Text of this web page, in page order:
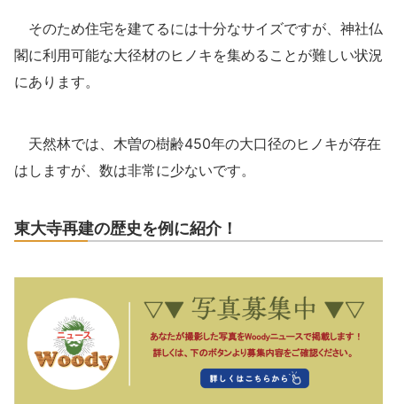
そのため住宅を建てるには十分なサイズですが、神社仏
閣に利用可能な大径材のヒノキを集めることが難しい状況
にあります。
天然林では、木曽の樹齢450年の大口径のヒノキが存在
はしますが、数は非常に少ないです。
東大寺再建の歴史を例に紹介！